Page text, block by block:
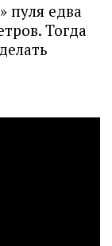
пуля едва
Тогда